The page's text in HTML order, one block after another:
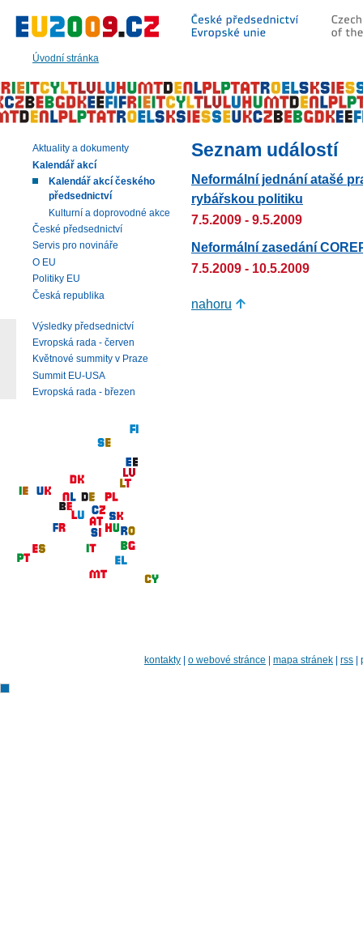
Úvodní stránka
hlavní
|
navigaci
|
vyhledávání
Seznam událostí
Neformální jednání atašé
rybářskou politiku
7.5.2009 - 9.5.2009
Neformální zasedání
7.5.2009 - 10.5.2009
nahoru
Aktuality a dokumenty
Kalendář akcí
Kalendář akcí českého
předsednictví
Kulturní a doprovodné akce
České předsednictví
Servis pro novináře
O EU
Politiky EU
Česká republika
Výsledky předsednictví
Evropská rada - červen
Květnové summity v Praze
Summit EU-USA
Evropská rada - březen
kontakty o webové stránce mapa stránek rss